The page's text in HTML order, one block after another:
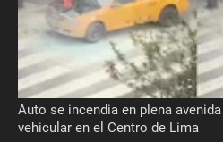
Auto se incendia en plena
vehicular en el Centro de Lima